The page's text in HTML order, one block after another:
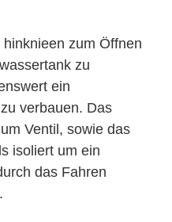
zum Öffnen
zu
ein
verbauen. Das
Ventil, sowie das
isoliert um ein
das Fahren